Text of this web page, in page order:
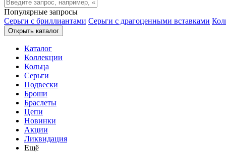
Популярные запросы
Серьги с бриллиантами Серьги с драгоценными вставками
Открыть каталог
Каталог
Коллекции
Кольца
Серьги
Подвески
Броши
Браслеты
Цепи
Новинки
Акции
Ликвидация
Ещё